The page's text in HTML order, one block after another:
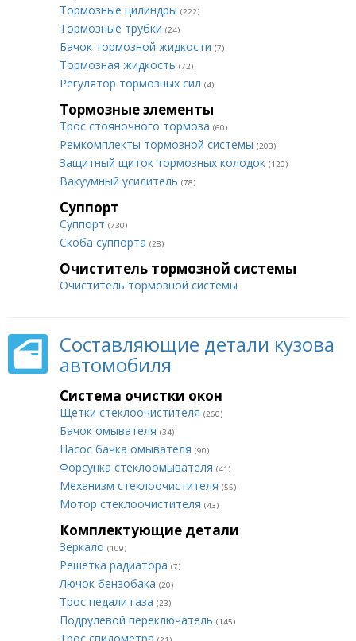
Тормозные цилиндры (222)
Тормозные трубки (24)
Бачок тормозной жидкости (7)
Тормозная жидкость (72)
Регулятор тормозных сил (4)
Тормозные элементы
Трос стояночного тормоза (60)
Ремкомплекты тормозной системы (203)
Защитный щиток тормозных колодок (120)
Вакуумный усилитель (78)
Суппорт
Суппорт (730)
Скоба суппорта (28)
Очиститель тормозной системы
Очиститель тормозной системы
Составляющие детали кузова
автомобиля
Система очистки окон
Щетки стеклоочистителя (260)
Бачок омывателя (34)
Насос бачка омывателя (90)
Форсунка стеклоомывателя (41)
Механизм стеклоочистителя (55)
Мотор стеклоочистителя (43)
Комплектующие детали
Зеркало (109)
Решетка радиатора (7)
Лючок бензобака (20)
Трос педали газа (23)
Подрулевой переключатель (145)